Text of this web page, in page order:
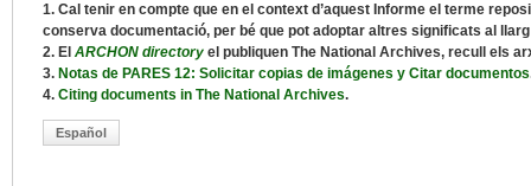
1. Cal tenir en compte que en el context d’aquest Informe el terme
conserva documentació, per bé que pot adoptar altres significats al
2. El ARCHON directory el publiquen The National Archives, recull els
3. Notas de PARES 12: Solicitar copias de imágenes y Citar documentos
4. Citing documents in The National Archives.
Español